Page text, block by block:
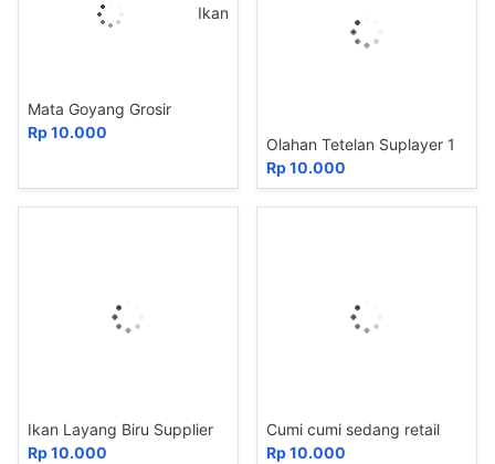
Ikan
Mata Goyang Grosir
Rp 10.000
Olahan Tetelan Suplayer 1
Rp 10.000
Ikan Layang Biru Supplier
Rp 10.000
Cumi cumi sedang retail
Rp 10.000